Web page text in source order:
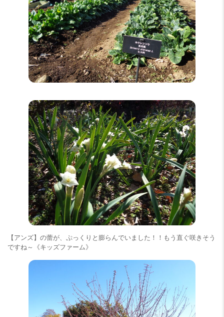
【アンズ】の蕾が、ぷっくりと膨らんでいました！！もう直ぐ咲きそう
ですね～《キッズファーム》